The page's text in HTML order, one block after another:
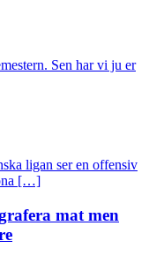
Sen har vi ju er
ligan ser en offensiv
[…]
mat men